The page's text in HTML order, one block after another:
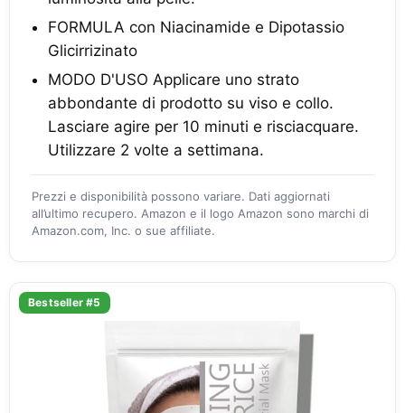
FORMULA con Niacinamide e Dipotassio
Glicirrizinato
MODO D'USO Applicare uno strato
abbondante di prodotto su viso e collo.
Lasciare agire per 10 minuti e risciacquare.
Utilizzare 2 volte a settimana.
Prezzi e disponibilità possono variare. Dati aggiornati
all’ultimo recupero. Amazon e il logo Amazon sono marchi di
Amazon.com, Inc. o sue affiliate.
Bestseller #5